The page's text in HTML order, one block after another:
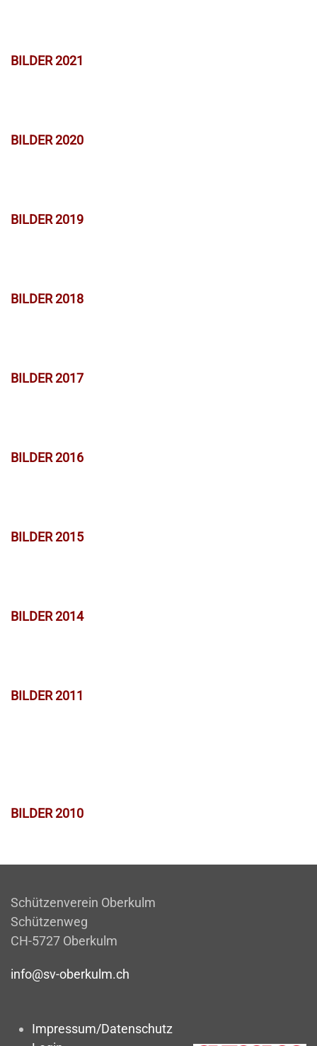
BILDER 2021
BILDER 2020
BILDER 2019
BILDER 2018
BILDER 2017
BILDER 2016
BILDER 2015
BILDER 2014
BILDER 2011
BILDER 2010
Schützenverein Oberkulm
Schützenweg
CH-5727 Oberkulm
info@sv-oberkulm.ch
Impressum/Datenschutz